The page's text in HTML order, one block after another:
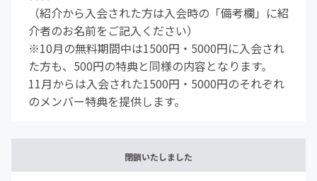
（紹介から入会された方は入会時の「備考欄」に紹
介者のお名前をご記入ください）
※10月の無料期間中は1500円・5000円に入会され
た方も、500円の特典と同様の内容となります。
11月からは入会された1500円・5000円のそれぞれ
のメンバー特典を提供します。
閉鎖いたしました